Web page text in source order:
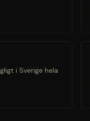
i Sverige hela